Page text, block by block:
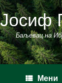
Баљевац на
Мени